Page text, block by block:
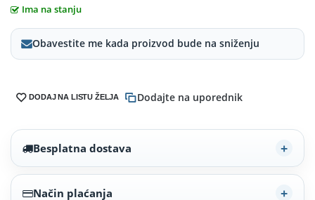
Ima na stanju
Obavestite me kada proizvod bude na sniženju
DODAJ NA LISTU ŽELJA Dodajte na uporednik
Besplatna dostava
Način plaćanja